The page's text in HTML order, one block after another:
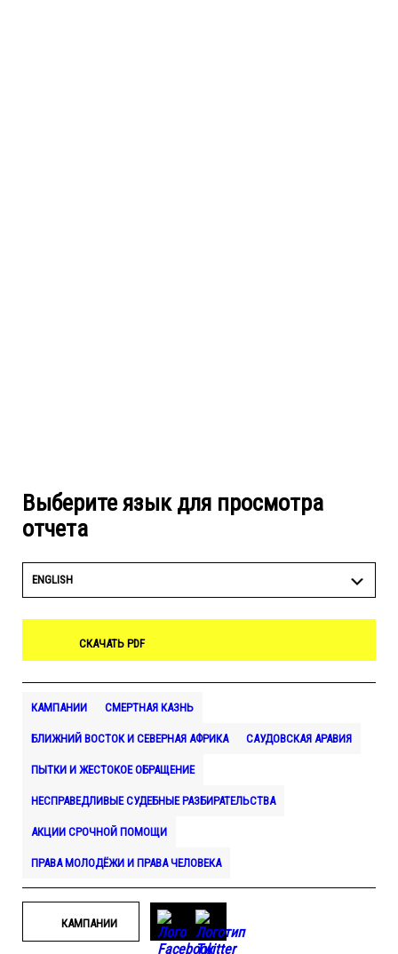
Выберите язык для просмотра
отчета
ENGLISH
СКАЧАТЬ PDF
КАМПАНИИ СМЕРТНАЯ КАЗНЬ
БЛИЖНИЙ ВОСТОК И СЕВЕРНАЯ АФРИКА САУДОВСКАЯ АРАВИЯ
ПЫТКИ И ЖЕСТОКОЕ ОБРАЩЕНИЕ
НЕСПРАВЕДЛИВЫЕ СУДЕБНЫЕ РАЗБИРАТЕЛЬСТВА
АКЦИИ СРОЧНОЙ ПОМОЩИ
ПРАВА МОЛОДЁЖИ И ПРАВА ЧЕЛОВЕКА
КАМПАНИИ